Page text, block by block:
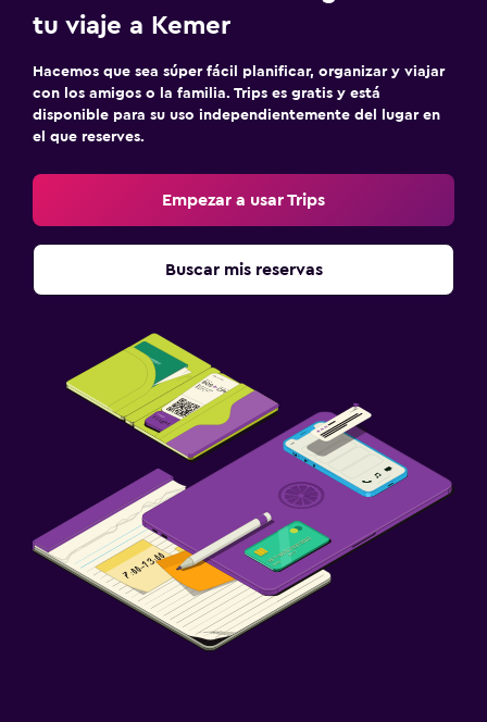
tu viaje a Kemer
Hacemos que sea súper fácil planificar, organizar y viajar
con los amigos o la familia. Trips es gratis y está
disponible para su uso independientemente del lugar en
el que reserves.
Empezar a usar Trips
Buscar mis reservas